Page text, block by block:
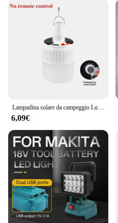
Lampadina solare da campeggio Luce solare a LED DC Ricarica rapida 5 modalità di illuminazione Lampadina sospesa per tenda per escursioni all'aperto Interruzione di emergenza
6,09€